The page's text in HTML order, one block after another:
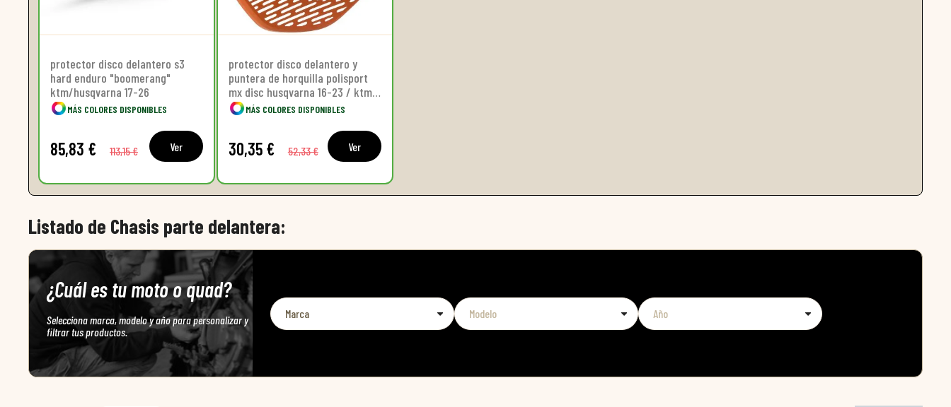
protector disco delantero s3
hard enduro "boomerang"
ktm/husqvarna 17-26
MÁS COLORES DISPONIBLES
85,83 € 113,15 € Ver
protector disco delantero y
puntera de horquilla polisport
mx disc husqvarna 16-23 / ktm
16-23 / gas gas 21-23
MÁS COLORES DISPONIBLES
30,35 € 52,33 € Ver
Listado de Chasis parte delantera:
¿Cuál es tu moto o quad?
Selecciona marca, modelo y año para personalizar y
filtrar tus productos.